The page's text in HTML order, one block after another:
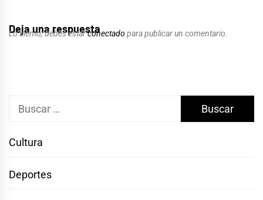
Deja una respuesta
Lo siento, debes estarconectado para publicar un comentario.
Buscar:
Cultura
Deportes